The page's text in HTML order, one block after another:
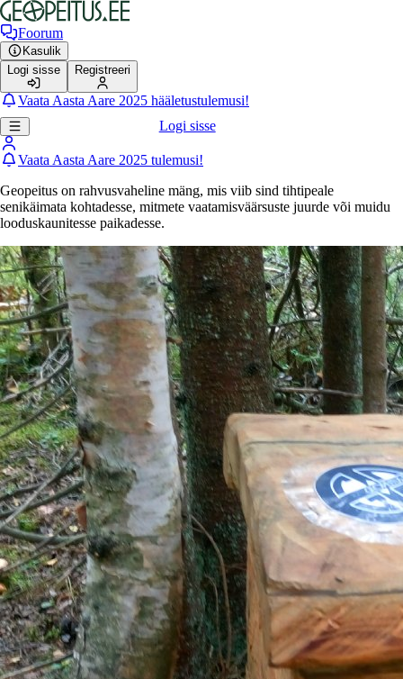
Foorum
Kasulik
Logi sisse
Registreeri
Vaata Aasta Aare 2025 hääletustulemusi!
Logi sisse
Vaata Aasta Aare 2025 tulemusi!
Geopeitus on rahvusvaheline mäng, mis viib sind tihtipeale
senikäimata kohtadesse, mitmete vaatamisväärsuste juurde või muidu
looduskaunitesse paikadesse.